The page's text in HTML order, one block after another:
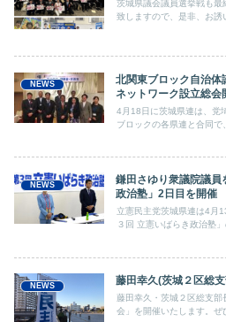
茨城県議会議員選挙戦も最
致しますので、是非、お誘
NEWS
北関東ブロック自治体
ネットワーク設立総会
4月18日に茨城県連は、党
ブロックの各県連と合同で
NEWS
鎌田さゆり衆議院議
政治塾」2日目を開催
立憲民主党茨城県連は4月
３回 立憲いばらき政治塾
NEWS
藤田幸久・茨城２区総支
会」を開催いたします。ぜ